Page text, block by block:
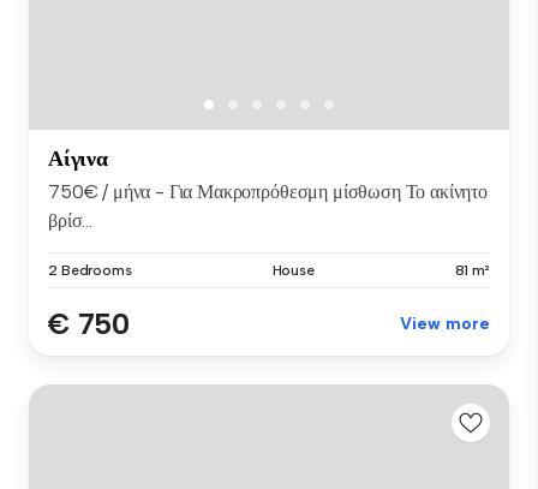
Αίγινα
750€ / μήνα - Για Μακροπρόθεσμη μίσθωση Το ακίνητο
βρίσ...
2 Bedrooms House 81 m²
€ 750 View more